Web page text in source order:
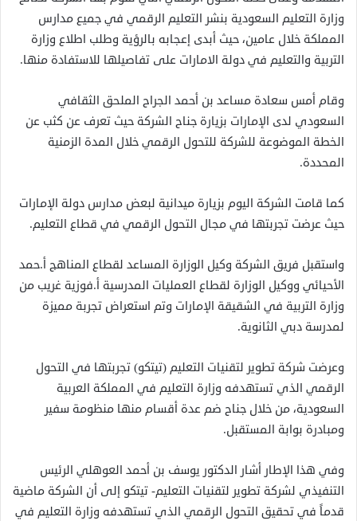
وزارة التعليم السعودية بنشر التعليم الرقمي في جميع مدارس
المملكة خلال عامين، حيث أبدى إعجابه بالرؤية وطلب اطلاع وزارة
التربية والتعليم في دولة الامارات على تفاصيلها للاستفادة منها.
وقام أمس سعادة مساعد بن أحمد الجراح الملحق الثقافي
السعودي لدى الإمارات بزيارة جناح الشركة حيث تعرف عن كثب عن
الخطة الموضوعة للشركة للتحول الرقمي خلال المدة الزمنية
المحددة.
كما قامت الشركة اليوم بزيارة ميدانية لبعض مدارس دولة الإمارات
حيث عرضت تجربتها في مجال التحول الرقمي في قطاع التعليم.
واستقبل فريق الشركة وكيل الوزارة المساعد لقطاع المناهج أ.حمد
الأحيائي ووكيل الوزارة لقطاع العمليات المدرسية أ.فوزية غريب من
وزارة التربية في الشقيقة الإمارات وتم استعراض تجربة مميزة
لمدرسة دبي الثانوية.
وعرضت شركة تطوير لتقنيات التعليم (تيتكو) تجربتها في التحول
الرقمي الذي تستهدفه وزارة التعليم في المملكة العربية
السعودية، من خلال جناح ضم عدة أقسام منها منظومة سفير
ومبادرة بوابة المستقبل.
وفي هذا الإطار أشار الدكتور يوسف بن أحمد العوهلي الرئيس
التنفيذي لشركة تطوير لتقنيات التعليم- تيتكو إلى أن الشركة ماضية
قدماً في تحقيق التحول الرقمي الذي تستهدفه وزارة التعليم في